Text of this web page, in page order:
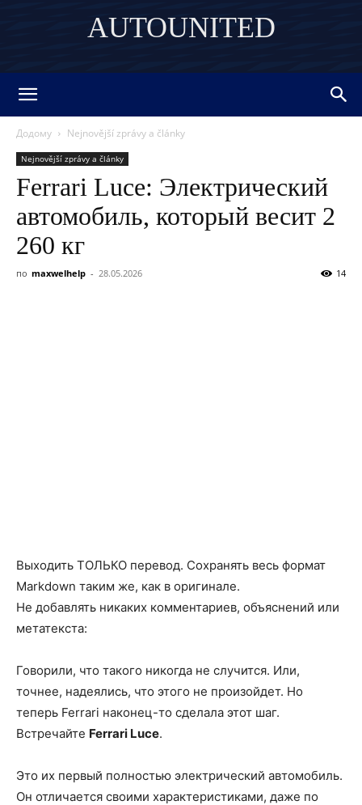
AUTOUNITED
Додому Nejnovější zprávy a články
Nejnovější zprávy a články
Ferrari Luce: Электрический
автомобиль, который весит 2
260 кг
по maxwelhelp - 28.05.2026 14
Выходить ТОЛЬКО перевод. Сохранять весь формат
Markdown таким же, как в оригинале.
Не добавлять никаких комментариев, объяснений или
метатекста:
Говорили, что такого никогда не случится. Или,
точнее, надеялись, что этого не произойдет. Но
теперь Ferrari наконец-то сделала этот шаг.
Встречайте Ferrari Luce.
Это их первый полностью электрический автомобиль.
Он отличается своими характеристиками, даже по